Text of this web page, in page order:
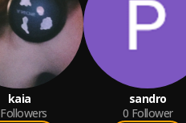
kaia
Followers
sandro
0 Follower